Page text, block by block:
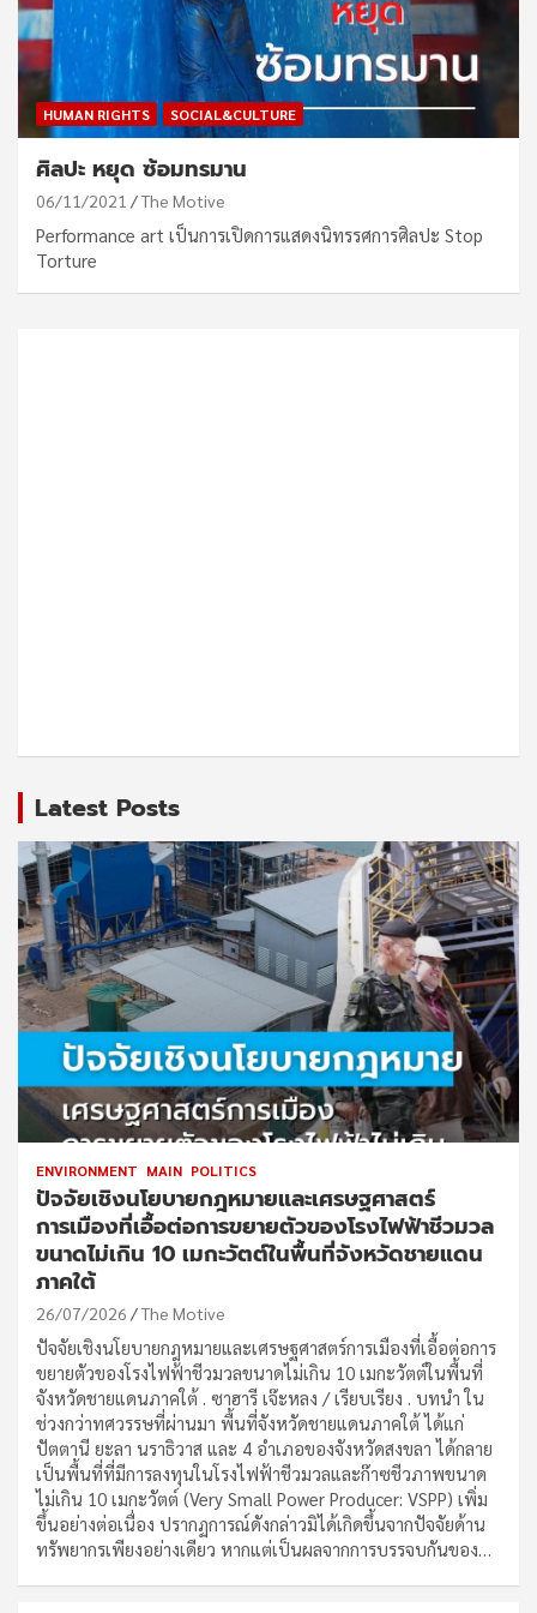
HUMAN RIGHTS SOCIAL&CULTURE
ศิลปะ หยุด ซ้อมทรมาน
06/11/2021 The Motive
Performance art เป็นการเปิดการแสดงนิทรรศการศิลปะ Stop
Torture
Latest Posts
ENVIRONMENT MAIN POLITICS
ปัจจัยเชิงนโยบายกฎหมายและเศรษฐศาสตร์
การเมืองที่เอื้อต่อการขยายตัวของโรงไฟฟ้าชีวมวล
ขนาดไม่เกิน 10 เมกะวัตต์ในพื้นที่จังหวัดชายแดน
ภาคใต้
26/07/2026 The Motive
ปัจจัยเชิงนโยบายกฎหมายและเศรษฐศาสตร์การเมืองที่เอื้อต่อการ
ขยายตัวของโรงไฟฟ้าชีวมวลขนาดไม่เกิน 10 เมกะวัตต์ในพื้นที่
จังหวัดชายแดนภาคใต้ . ซาฮารี เจ๊ะหลง / เรียบเรียง . บทนำ ใน
ช่วงกว่าทศวรรษที่ผ่านมา พื้นที่จังหวัดชายแดนภาคใต้ ได้แก่
ปัตตานี ยะลา นราธิวาส และ 4 อำเภอของจังหวัดสงขลา ได้กลาย
เป็นพื้นที่ที่มีการลงทุนในโรงไฟฟ้าชีวมวลและก๊าซชีวภาพขนาด
ไม่เกิน 10 เมกะวัตต์ (Very Small Power Producer: VSPP) เพิ่ม
ขึ้นอย่างต่อเนื่อง ปรากฏการณ์ดังกล่าวมิได้เกิดขึ้นจากปัจจัยด้าน
ทรัพยากรเพียงอย่างเดียว หากแต่เป็นผลจากการบรรจบกันของ…